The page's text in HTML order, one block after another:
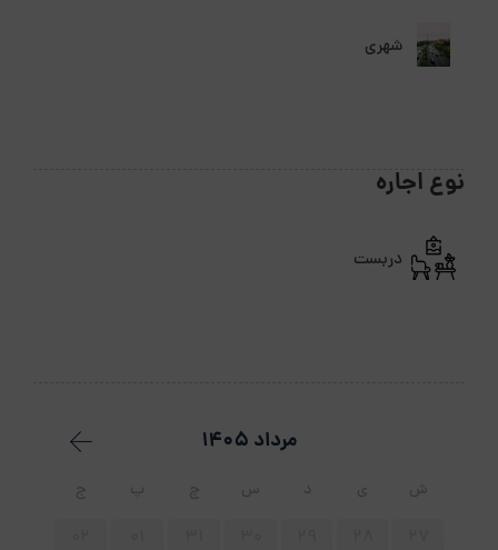
شهری
نوع اجاره
دربست
مرداد 1405
ش ی د س چ پ ج